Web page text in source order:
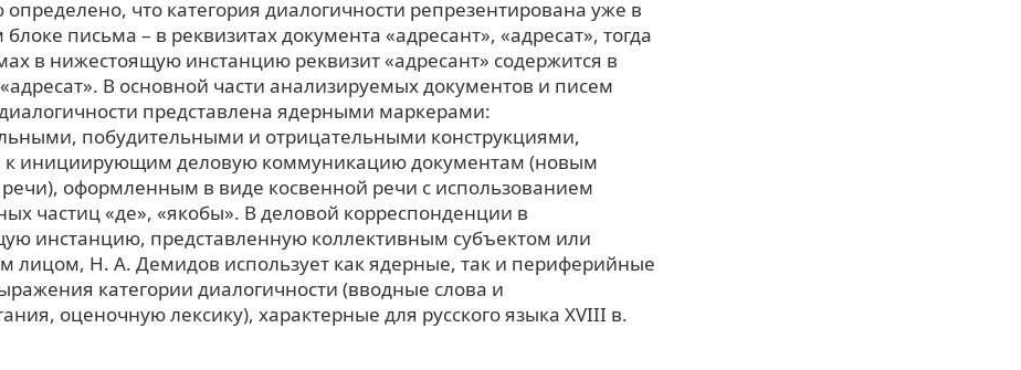
что категория диалогичности репрезентирована уже в
письма – в реквизитах документа «адресант», «адресат», тогда
в нижестоящую инстанцию реквизит «адресант» содержится в
В основной части анализируемых документов и писем
представлена ядерными маркерами:
побудительными и отрицательными конструкциями,
к инициирующим деловую коммуникацию документам (новым
оформленным в виде косвенной речи с использованием
частиц «де», «якобы». В деловой корреспонденции в
инстанцию, представленную коллективным субъектом или
лицом, Н. А. Демидов использует как ядерные, так и периферийные
категории диалогичности (вводные слова и
оценочную лексику), характерные для русского языка XVIII в.